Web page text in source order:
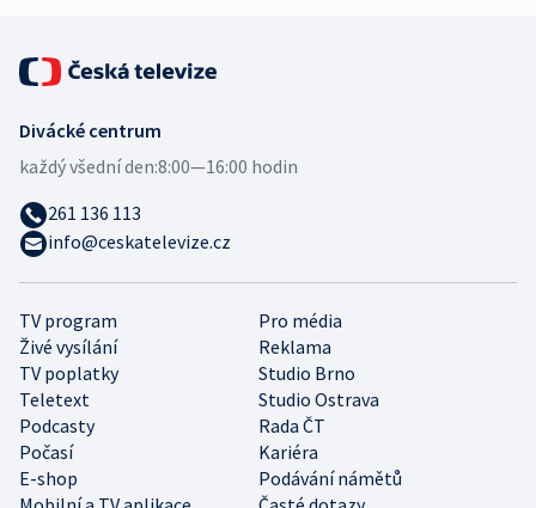
TV program
Pro média
Živé vysílání
Reklama
TV poplatky
Studio Brno
Teletext
Studio Ostrava
Podcasty
Rada ČT
Počasí
Kariéra
E-shop
Podávání námětů
Divácké centrum
každý všední den:8:00—16:00 hodin
261 136 113
info@ceskatelevize.cz